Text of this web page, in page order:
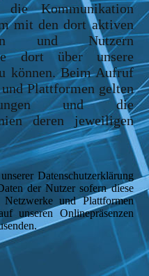
Kommunikation
mit den dort aktiven
und Nutzern
dort über unsere
können. Beim Aufruf
Plattformen gelten
und die
deren jeweiligen
Datenschutzerklärung
der Nutzer sofern diese
und Plattformen
unseren Onlinepräsenzen